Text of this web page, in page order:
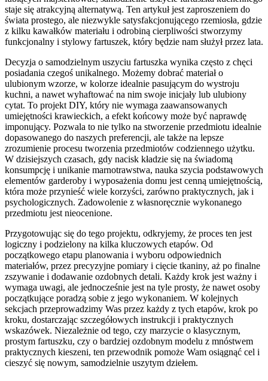
staje się atrakcyjną alternatywą. Ten artykuł jest zaproszeniem do
świata prostego, ale niezwykle satysfakcjonującego rzemiosła, gdzie
z kilku kawałków materiału i odrobiną cierpliwości stworzymy
funkcjonalny i stylowy fartuszek, który będzie nam służył przez lata.
Decyzja o samodzielnym uszyciu fartuszka wynika często z chęci
posiadania czegoś unikalnego. Możemy dobrać materiał o
ulubionym wzorze, w kolorze idealnie pasującym do wystroju
kuchni, a nawet wyhaftować na nim swoje inicjały lub ulubiony
cytat. To projekt DIY, który nie wymaga zaawansowanych
umiejętności krawieckich, a efekt końcowy może być naprawdę
imponujący. Pozwala to nie tylko na stworzenie przedmiotu idealnie
dopasowanego do naszych preferencji, ale także na lepsze
zrozumienie procesu tworzenia przedmiotów codziennego użytku.
W dzisiejszych czasach, gdy nacisk kładzie się na świadomą
konsumpcję i unikanie marnotrawstwa, nauka szycia podstawowych
elementów garderoby i wyposażenia domu jest cenną umiejętnością,
która może przynieść wiele korzyści, zarówno praktycznych, jak i
psychologicznych. Zadowolenie z własnoręcznie wykonanego
przedmiotu jest nieocenione.
Przygotowując się do tego projektu, odkryjemy, że proces ten jest
logiczny i podzielony na kilka kluczowych etapów. Od
początkowego etapu planowania i wyboru odpowiednich
materiałów, przez precyzyjne pomiary i cięcie tkaniny, aż po finalne
zszywanie i dodawanie ozdobnych detali. Każdy krok jest ważny i
wymaga uwagi, ale jednocześnie jest na tyle prosty, że nawet osoby
początkujące poradzą sobie z jego wykonaniem. W kolejnych
sekcjach przeprowadzimy Was przez każdy z tych etapów, krok po
kroku, dostarczając szczegółowych instrukcji i praktycznych
wskazówek. Niezależnie od tego, czy marzycie o klasycznym,
prostym fartuszku, czy o bardziej ozdobnym modelu z mnóstwem
praktycznych kieszeni, ten przewodnik pomoże Wam osiągnąć cel i
cieszyć się nowym, samodzielnie uszytym dziełem.